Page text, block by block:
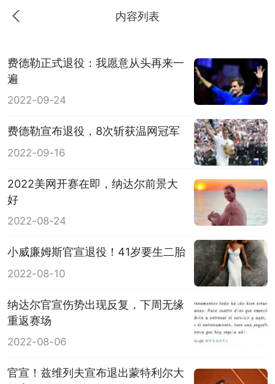
内容列表
费德勒正式退役：我愿意从头再来一
遍
2022-09-24
费德勒宣布退役，8次斩获温网冠军
2022-09-16
2022美网开赛在即，纳达尔前景大
好
2022-08-24
小威廉姆斯官宣退役！41岁要生二胎
2022-08-10
纳达尔官宣伤势出现反复，下周无缘
重返赛场
2022-08-06
官宣！兹维列夫宣布退出蒙特利尔大